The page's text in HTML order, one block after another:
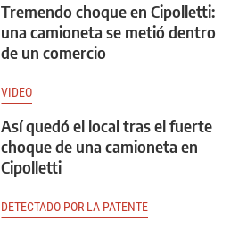
Tremendo choque en Cipolletti:
una camioneta se metió dentro
de un comercio
VIDEO
Así quedó el local tras el fuerte
choque de una camioneta en
Cipolletti
DETECTADO POR LA PATENTE